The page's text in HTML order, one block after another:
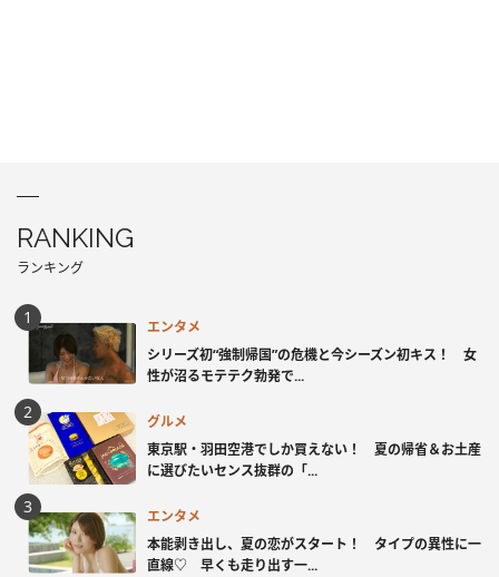
RANKING
ランキング
エンタメ
シリーズ初“強制帰国”の危機と今シーズン初キス！ 女
性が沼るモテテク勃発で...
グルメ
東京駅・羽田空港でしか買えない！ 夏の帰省＆お土産
に選びたいセンス抜群の「...
エンタメ
本能剥き出し、夏の恋がスタート！ タイプの異性に一
直線♡ 早くも走り出す一...